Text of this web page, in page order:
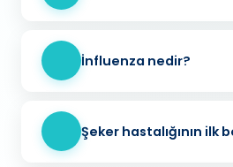
İnfluenza nedir?
Şeker hastalığının ilk